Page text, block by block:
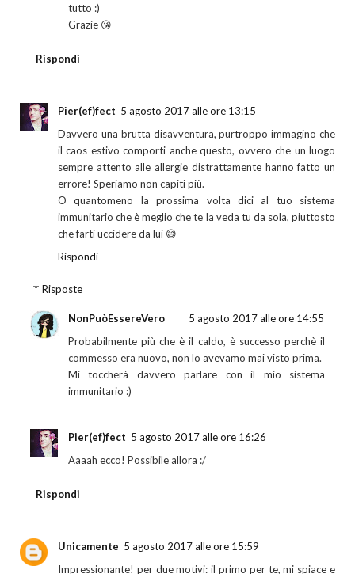
tutto :)
Grazie 😘
Rispondi
Pier(ef)fect 5 agosto 2017 alle ore 13:15
Davvero una brutta disavventura, purtroppo immagino che
il caos estivo comporti anche questo, ovvero che un luogo
sempre attento alle allergie distrattamente hanno fatto un
errore! Speriamo non capiti più.
O quantomeno la prossima volta dici al tuo sistema
immunitario che è meglio che te la veda tu da sola, piuttosto
che farti uccidere da lui 😅
Rispondi
Risposte
NonPuòEssereVero
5 agosto 2017 alle ore 14:55
Probabilmente più che è il caldo, è successo perchè il
commesso era nuovo, non lo avevamo mai visto prima.
Mi toccherà davvero parlare con il mio sistema
immunitario :)
Pier(ef)fect 5 agosto 2017 alle ore 16:26
Aaaah ecco! Possibile allora :/
Rispondi
Unicamente 5 agosto 2017 alle ore 15:59
Impressionante! per due motivi: il primo per te, mi spiace e